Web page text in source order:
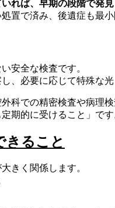
れば、早期の段階で発
置で済み、後遺症も最小
安全な検査です。
、必要に応じて特殊な
科での精密検査や病理
期的に受けること」です
ること
きく関係します。